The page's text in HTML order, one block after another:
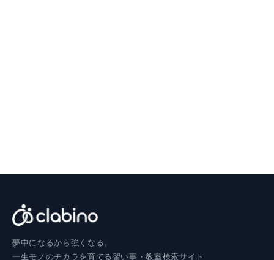
夢中になるから強くなる。
一生モノのチカラを育てる習い事・教室検索サイト